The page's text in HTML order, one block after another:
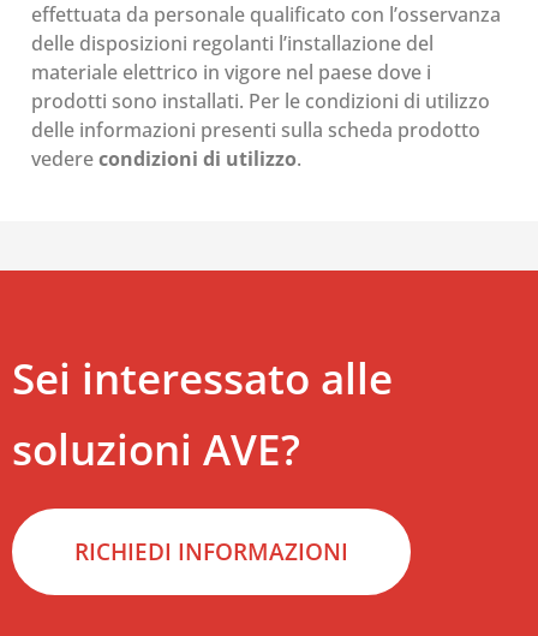
effettuata da personale qualificato con l’osservanza
delle disposizioni regolanti l’installazione del
materiale elettrico in vigore nel paese dove i
prodotti sono installati. Per le condizioni di utilizzo
delle informazioni presenti sulla scheda prodotto
vederecondizioni di utilizzo.
Sei interessato alle
soluzioni AVE?
RICHIEDI INFORMAZIONI